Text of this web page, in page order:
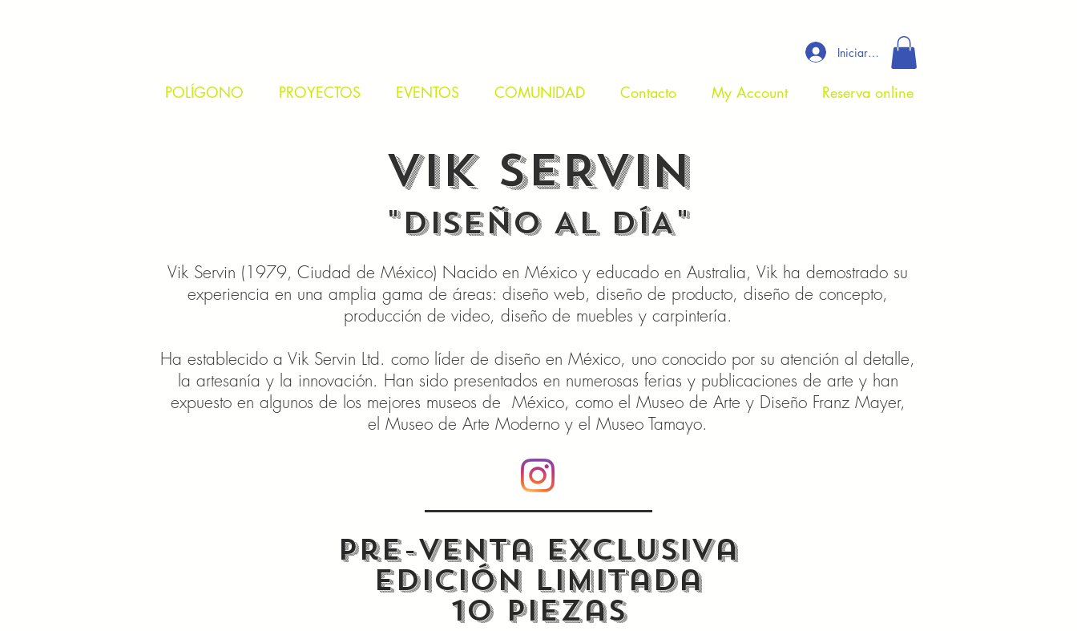
Iniciar sesión
POLÍGONO PROYECTOS EVENTOS COMUNIDAD Contacto My Account Reserva online
VIK SERVIN
"DISEÑO AL DÍA"
Vik Servin (1979, Ciudad de México) Nacido en México y educado en Australia, Vik ha demostrado su
experiencia en una amplia gama de áreas: diseño web, diseño de producto, diseño de concepto,
producción de video, diseño de muebles y carpintería.
Ha establecido a Vik Servin Ltd. como líder de diseño en México, uno conocido por su atención al detalle,
la artesanía y la innovación. Han sido presentados en numerosas ferias y publicaciones de arte y han
expuesto en algunos de los mejores museos de México, como el Museo de Arte y Diseño Franz Mayer,
el Museo de Arte Moderno y el Museo Tamayo.
Pre-venta Exclusiva
edición limitada
10 piezas